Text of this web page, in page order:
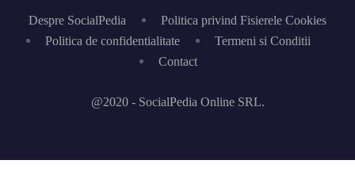
Despre SocialPedia
Politica privind Fisierele Cookies
Politica de confidentialitate
Termeni si Conditii
Contact
@2020 - SocialPedia Online SRL.